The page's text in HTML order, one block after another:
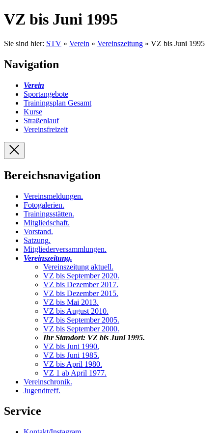
VZ bis Juni 1995
Sie sind hier: STV » Verein » Vereinszeitung » VZ bis Juni 1995
Navigation
Verein
Sportangebote
Trainingsplan Gesamt
Kurse
Straßenlauf
Vereinsfreizeit
Bereichsnavigation
Vereinsmeldungen.
Fotogalerien.
Trainingsstätten.
Mitgliedschaft.
Vorstand.
Satzung.
Mitgliederversammlungen.
Vereinszeitung.
Vereinszeitung aktuell.
VZ bis September 2020.
VZ bis Dezember 2017.
VZ bis Dezember 2015.
VZ bis Mai 2013.
VZ bis August 2010.
VZ bis September 2005.
VZ bis September 2000.
Ihr Standort: VZ bis Juni 1995.
VZ bis Juni 1990.
VZ bis Juni 1985.
VZ bis April 1980.
VZ 1 ab April 1977.
Vereinschronik.
Jugendtreff.
Service